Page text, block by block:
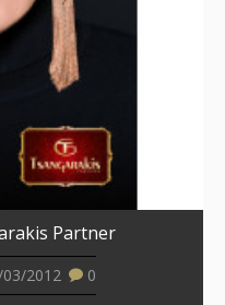
Partner
2012 0